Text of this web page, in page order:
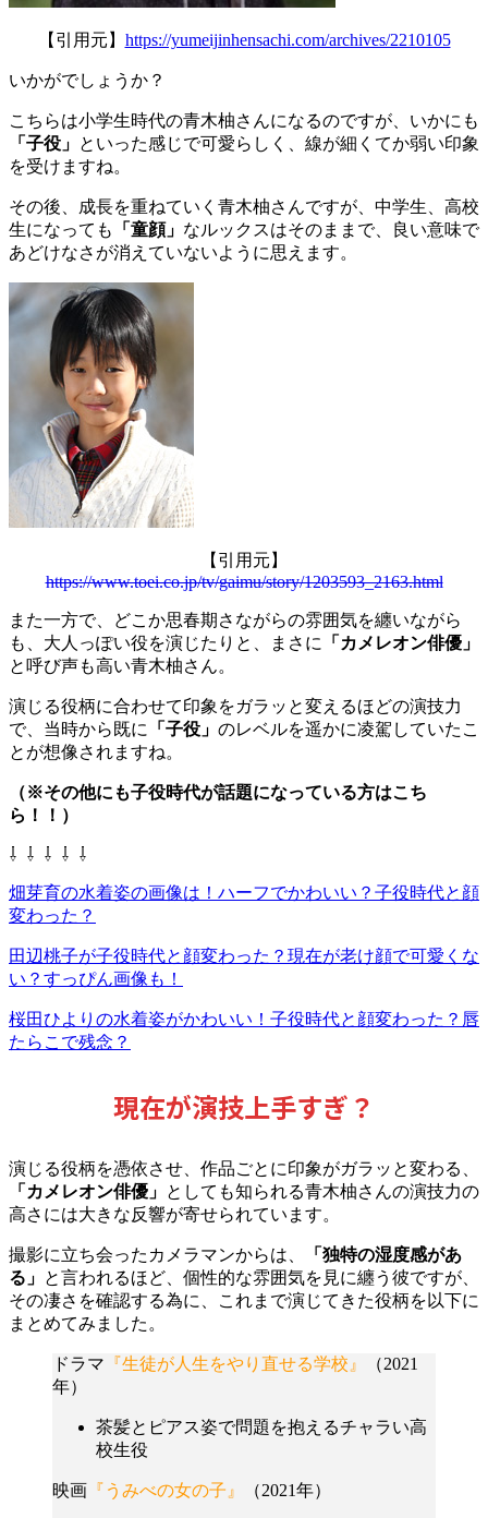
【引用元】 https://yumeijinhensachi.com/archives/2210105
いかがでしょうか？
こちらは小学生時代の青木柚さんになるのですが、いかにも
「子役」 といった感じで可愛らしく、線が細くてか弱い印象
を受けますね。
その後、成長を重ねていく青木柚さんですが、中学生、高校
生になっても
「童顔」 なルックスはそのままで、良い意味で
あどけなさが消えていないように思えます。
【引用元】
https://www.toei.co.jp/tv/gaimu/story/1203593_2163.html
また一方で、どこか思春期さながらの雰囲気を纏いながら
も、大人っぽい役を演じたりと、まさに
「カメレオン俳優」
と呼び声も高い青木柚さん。
演じる役柄に合わせて印象をガラッと変えるほどの演技力
で、当時から既に
「子役」 のレベルを遥かに凌駕していたこ
とが想像されますね。
（※その他にも子役時代が話題になっている方はこち
ら！！）
⇩ ⇩ ⇩ ⇩ ⇩
畑芽育の水着姿の画像は！ハーフでかわいい？子役時代と顔
変わった？
田辺桃子が子役時代と顔変わった？現在が老け顔で可愛くな
い？すっぴん画像も！
桜田ひよりの水着姿がかわいい！子役時代と顔変わった？唇
たらこで残念？
現在が演技上手すぎ？
演じる役柄を憑依させ、作品ごとに印象がガラッと変わる、
「カメレオン俳優」 としても知られる青木柚さんの演技力の
高さには大きな反響が寄せられています。
撮影に立ち会ったカメラマンからは、
「独特の湿度感があ
る」 と言われるほど、個性的な雰囲気を見に纏う彼ですが、
その凄さを確認する為に、これまで演じてきた役柄を以下に
まとめてみました。
ドラマ 『生徒が人生をやり直せる学校』
（2021
年）
茶髪とピアス姿で問題を抱えるチャラい高
校生役
映画 『うみべの女の子』 （2021年）